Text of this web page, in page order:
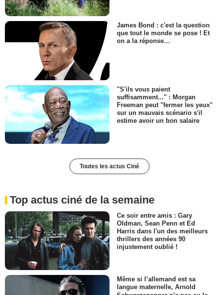
James Bond : c'est la question
que tout le monde se pose ! Et
on a la réponse…
"S'ils vous paient
suffisamment..." : Morgan
Freeman peut "fermer les yeux"
sur un mauvais scénario s'il
estime avoir un bon salaire
Toutes les actus Ciné
Top actus ciné de la semaine
Ce soir entre amis : Gary
Oldman, Sean Penn et Ed
Harris dans l'un des meilleurs
thrillers des années 90
injustement oublié !
Même si l’allemand est sa
langue maternelle, Arnold